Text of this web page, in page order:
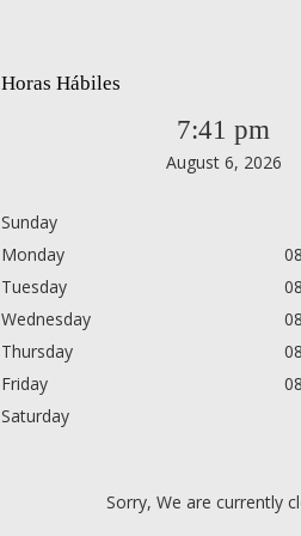
Horas Hábiles
7:41 pm
August 6, 2026
Sunday
Monday
Tuesday
Wednesday
Thursday
Friday
Saturday
Sorry, We are currently